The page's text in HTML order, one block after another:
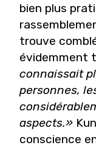
bien plus
trouve
évidemment
connaissait
personnes,
aspects.»
conscience